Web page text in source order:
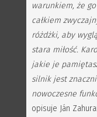
warunkiem, że
całkiem
różdżki, aby
stara miłość.
jakie je
silnik jest
nowoczesne
opisuje Ján